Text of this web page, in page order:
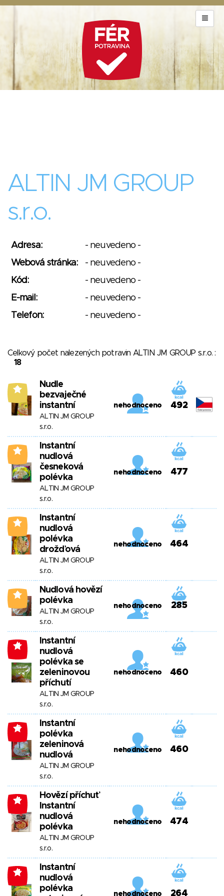
ALTIN JM GROUP
s.r.o.
Adresa:
- neuvedeno -
Webová stránka:
- neuvedeno -
Kód:
- neuvedeno -
E-mail:
- neuvedeno -
Telefon:
- neuvedeno -
Celkový počet nalezených potravin ALTIN JM GROUP s.r.o. :
18
9
Nudle
bezvaječné
instantní
ALTIN JM GROUP
s.r.o.
nehodnoceno 492
4
Instantní
nudlová
česneková
polévka
ALTIN JM GROUP
s.r.o.
nehodnoceno 477
4
Instantní
nudlová
polévka
drožďová
ALTIN JM GROUP
s.r.o.
nehodnoceno 464
3
Nudlová hovězí
polévka
ALTIN JM GROUP
s.r.o.
nehodnoceno 285
-1
Instantní
nudlová
polévka se
zeleninovou
příchutí
ALTIN JM GROUP
s.r.o.
nehodnoceno 460
-3
Instantní
polévka
zeleninová
nudlová
ALTIN JM GROUP
s.r.o.
nehodnoceno 460
-4
Hovězí příchuť
Instantní
nudlová
polévka
ALTIN JM GROUP
s.r.o.
nehodnoceno 474
-4
Instantní
nudlová
polévka
nehodnoceno 264